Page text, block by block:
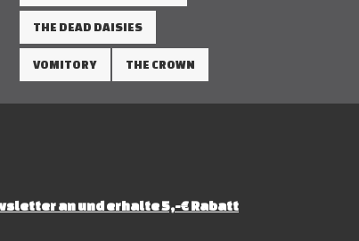
THE DEAD DAISIES
VOMITORY THE CROWN
an und erhalte 5,-€ Rabatt